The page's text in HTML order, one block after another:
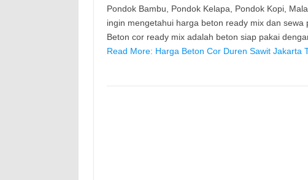
Pondok Bambu, Pondok Kelapa, Pondok Kopi,
ingin mengetahui harga beton ready mix dan
Beton cor ready mix adalah beton siap pakai
Read More: Harga Beton Cor Duren Sawit Jakarta